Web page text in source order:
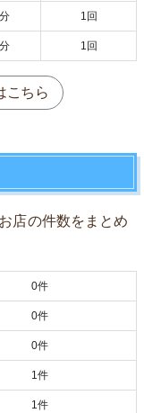
1回
1回
こちら
店の件数をまとめ
0件
0件
0件
1件
1件